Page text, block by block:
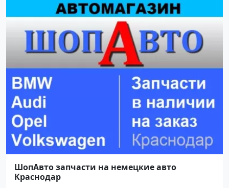
ШопАвто запчасти на немецкие авто
Краснодар